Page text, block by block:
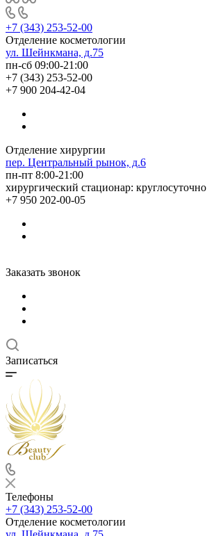
+7 (343) 253-52-00
Отделение косметологии
ул. Шейнкмана, д.75
пн-сб 09:00-21:00
+7 (343) 253-52-00
+7 900 204-42-04
Отделение хирургии
пер. Центральный рынок, д.6
пн-пт 8:00-21:00
хирургический стационар: круглосуточно
+7 950 202-00-05
Заказать звонок
Записаться
Телефоны
+7 (343) 253-52-00
Отделение косметологии